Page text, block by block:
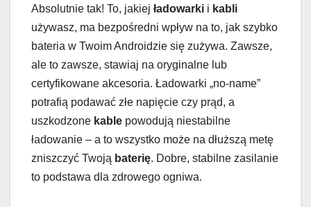
Absolutnie tak! To, jakiej ładowarki i kabli
używasz, ma bezpośredni wpływ na to, jak szybko
bateria w Twoim Androidzie się zużywa. Zawsze,
ale to zawsze, stawiaj na oryginalne lub
certyfikowane akcesoria. Ładowarki „no-name”
potrafią podawać złe napięcie czy prąd, a
uszkodzone kable powodują niestabilne
ładowanie – a to wszystko może na dłuższą metę
zniszczyć Twoją baterię. Dobre, stabilne zasilanie
to podstawa dla zdrowego ogniwa.